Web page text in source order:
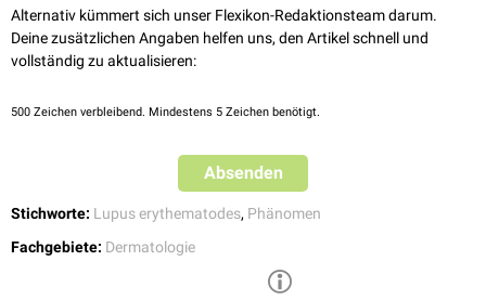
Alternativ kümmert sich unser Flexikon-Redaktionsteam darum.
Deine zusätzlichen Angaben helfen uns, den Artikel schnell und
vollständig zu aktualisieren:
500 Zeichen verbleibend. Mindestens 5 Zeichen benötigt.
Absenden
Stichworte: Lupus erythematodes, Phänomen
Fachgebiete: Dermatologie